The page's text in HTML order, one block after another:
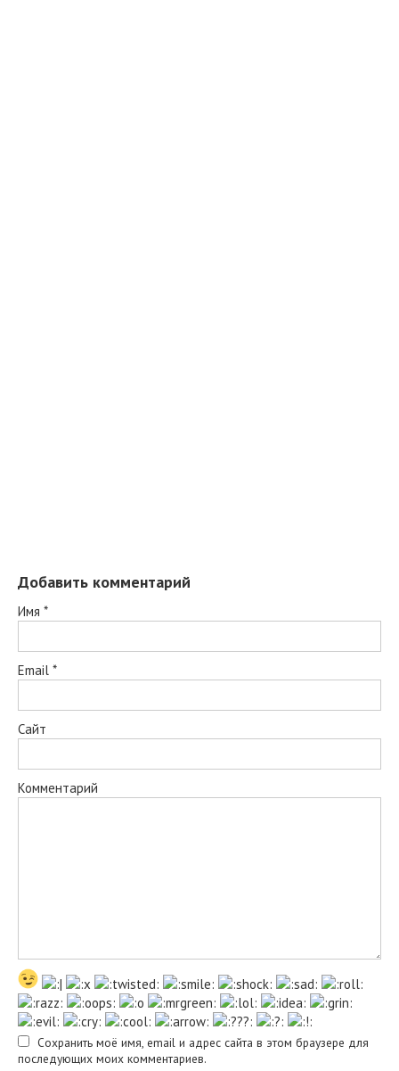
Добавить комментарий
Имя *
Email *
Сайт
Комментарий
Сохранить моё имя, email и адрес сайта в этом браузере для
последующих моих комментариев.